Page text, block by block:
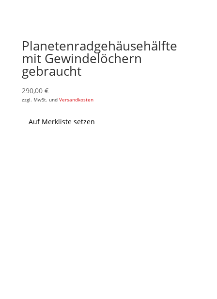
Planetenradgehäusehälfte
mit Gewindelöchern
gebraucht
290,00 €
zzgl. MwSt. und Versandkosten
Auf Merkliste setzen